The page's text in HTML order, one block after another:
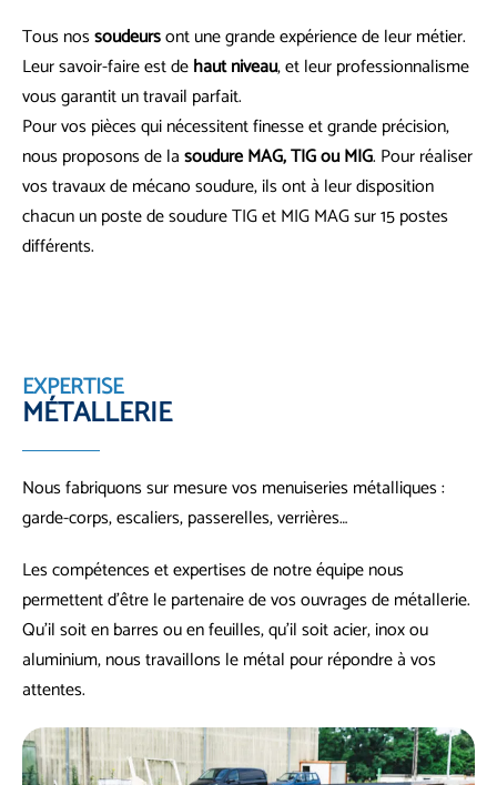
Tous nossoudeursont une grande expérience de leur métier.
Leur savoir-faire est dehaut niveau, et leur professionnalisme
vous garantit un travail parfait.
Pour vos pièces qui nécessitent finesse et grande précision,
nous proposons de lasoudure MAG, TIG ou MIG. Pour réaliser
vos travaux de mécano soudure, ils ont à leur disposition
chacun un poste de soudure TIG et MIG MAG sur 15 postes
différents.
EXPERTISE
MÉTALLERIE
Nous fabriquons sur mesure vos menuiseries métalliques :
garde-corps, escaliers, passerelles, verrières…
Les compétences et expertises de notre équipe nous
permettent d’être le partenaire de vos ouvrages de métallerie.
Qu’il soit en barres ou en feuilles, qu’il soit acier, inox ou
aluminium, nous travaillons le métal pour répondre à vos
attentes.